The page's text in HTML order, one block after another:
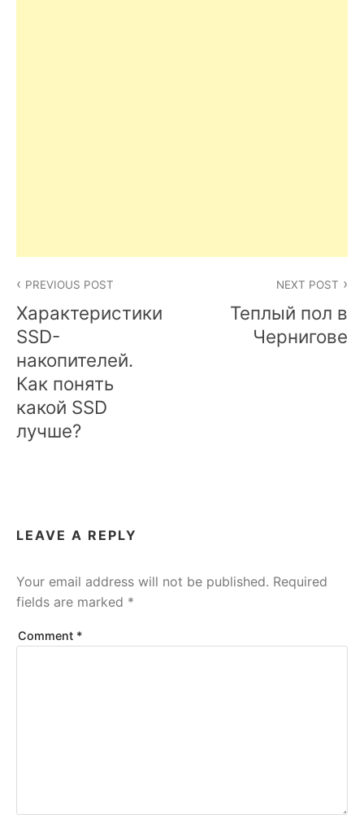
navigation
PREVIOUS POST
Характеристики
SSD-
накопителей.
Как понять
какой SSD
лучше?
NEXT POST
Теплый пол в
Чернигове
LEAVE A REPLY
Your email address will not be published. Required
fields are marked *
Comment *